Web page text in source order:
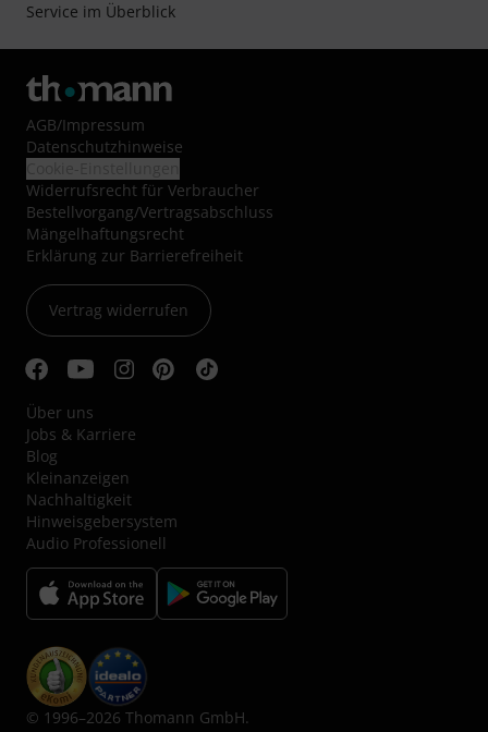
Service im Überblick
AGB/Impressum
Datenschutzhinweise
Widerrufsrecht für Verbraucher
Bestellvorgang/Vertragsabschluss
Mängelhaftungsrecht
Erklärung zur Barrierefreiheit
Vertrag widerrufen
Über uns
Jobs & Karriere
Blog
Kleinanzeigen
Nachhaltigkeit
Hinweisgebersystem
Audio Professionell
© 1996–2026 Thomann GmbH.